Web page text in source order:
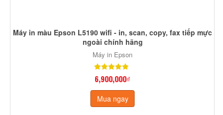
Máy in màu Epson L5190 wifi - in, scan, copy, fax tiếp mực
ngoài chính hãng
Máy in Epson
6,900,000₫
Mua ngay